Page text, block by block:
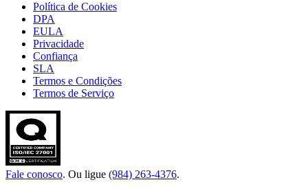
Política de Cookies
DPA
EULA
Privacidade
Confiança
SLA
Termos e Condições
Termos de Serviço
Fale conosco. Ou ligue (984) 263-4376.